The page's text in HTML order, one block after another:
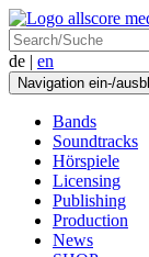
de | en
Navigation ein-/
Bands
Soundtracks
Hörspiele
Licensing
Publishing
Production
News